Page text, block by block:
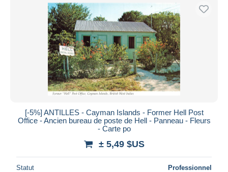
[-5%] ANTILLES - Cayman Islands - Former Hell Post
Office - Ancien bureau de poste de Hell - Panneau - Fleurs
- Carte po
± 5,49 $US
Statut Professionnel